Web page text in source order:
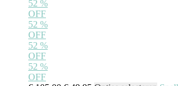
52 %
OFF
52 %
OFF
52 %
OFF
52 %
OFF